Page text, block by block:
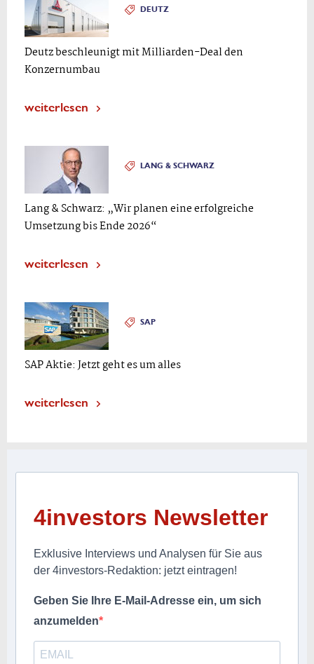
DEUTZ
Deutz beschleunigt mit Milliarden-Deal den
Konzernumbau
weiterlesen
LANG & SCHWARZ
Lang & Schwarz: „Wir planen eine erfolgreiche
Umsetzung bis Ende 2026“
weiterlesen
SAP
SAP Aktie: Jetzt geht es um alles
weiterlesen
4investors Newsletter
Exklusive Interviews und Analysen für Sie aus
der 4investors-Redaktion: jetzt eintragen!
Geben Sie Ihre E-Mail-Adresse ein, um sich
anzumelden